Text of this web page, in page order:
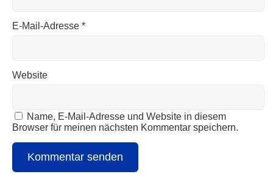
E-Mail-Adresse *
Website
Name, E-Mail-Adresse und Website in diesem
Browser für meinen nächsten Kommentar speichern.